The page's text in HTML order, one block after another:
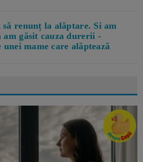
renunț la alăptare. Si am
am găsit cauza durerii -
unei mame care alăptează